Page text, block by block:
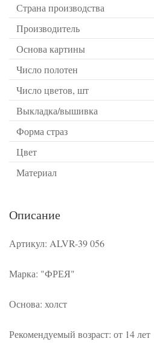
Страна производства
Производитель
Основа картины
Число полотен
Число цветов, шт
Выкладка/вышивка
Форма страз
Цвет
Материал
Описание
Артикул: ALVR-39 056
Марка: "ФРЕЯ"
Основа: холст
Рекомендуемый возраст: от 14 лет